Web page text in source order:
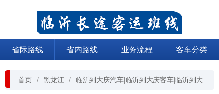
省际路线 省内路线 业务流程 客车分类
首页 黑龙江 临沂到大庆汽车|临沂到大庆客车|临沂到大庆长途汽车